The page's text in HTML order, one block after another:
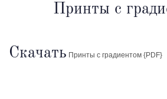
Принты с
Скачать Принты с градиентом {PDF}